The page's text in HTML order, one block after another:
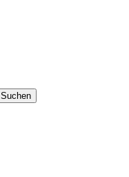
Suchen